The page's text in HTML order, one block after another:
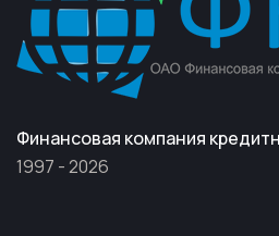
Финансовая компания
1997 - 2026